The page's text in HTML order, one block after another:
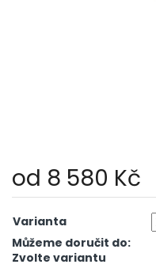
od 8 580 Kč
cena:
Varianta
Můžeme doručit do:
Zvolte variantu